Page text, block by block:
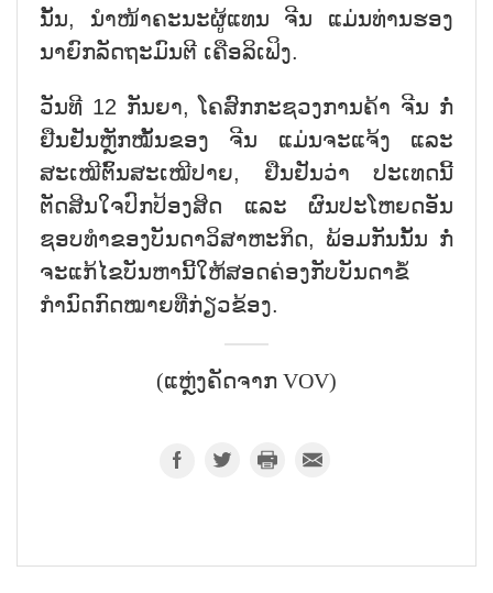
ນັ້ນ, ນຳໜ້າຄະນະຜູ້ແທນ ຈີນ ແມ່ນທ່ານຮອງ
ນາຍົກລັດຖະມົນຕີ ເຄືອລິເຟິງ.
ວັນທີ 12 ກັນຍາ, ໂຄສົກກະຊວງການຄ້າ ຈີນ ກໍ່
ຢືນຢັນຫຼັກໝັ້ນຂອງ ຈີນ ແມ່ນຈະແຈ້ງ ແລະ
ສະເໝີຕົ້ນສະເໝີປາຍ, ຢືນຢັນວ່າ ປະເທດນີ້
ຕັດສິນໃຈປົກປ້ອງສິດ ແລະ ຜົນປະໂຫຍດອັນ
ຊອບທຳຂອງບັນດາວິສາຫະກິດ, ພ້ອມກັນນັ້ນ ກໍ່
ຈະແກ້ໄຂບັນຫານີ້ໃຫ້ສອດຄ່ອງກັບບັນດາຂໍ້
ກຳນົດກົດໝາຍທີ່ກ່ຽວຂ້ອງ.
(ແຫຼ່ງຄັດຈາກ VOV)